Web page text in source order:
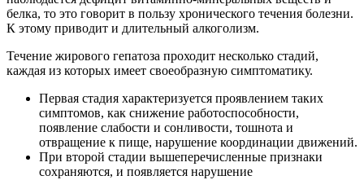
белка, то это говорит в пользу хронического течения болезни.
К этому приводит и длительный алкоголизм.
Течение жирового гепатоза проходит несколько стадий,
каждая из которых имеет своеобразную симптоматику.
Первая стадия характеризуется проявлением таких
симптомов, как снижение работоспособности,
появление слабости и сонливости, тошнота и
отвращение к пище, нарушение координации движений.
При второй стадии вышеперечисленные признаки
сохраняются, и появляется нарушение